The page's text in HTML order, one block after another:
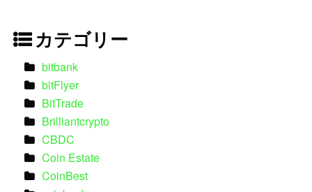
カテゴリー
bitbank
bitFlyer
BitTrade
Brilliantcrypto
CBDC
Coin Estate
CoinBest